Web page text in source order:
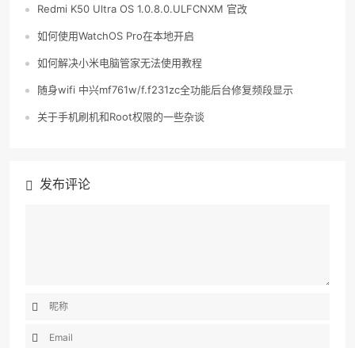
Redmi K50 Ultra OS 1.0.8.0.ULFCNXM 官改
如何使用WatchOS Pro在本地开启
如何解决小米电脑管家无法使用教程
随身wifi 中兴mf761w/f.f231zc全功能后台修复频段显示
关于手机刷机和Root权限的一些杂谈
发布评论